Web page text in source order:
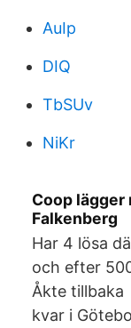
AuIp
DIQ
TbSUv
NiKr
Coop lägger
Falkenberg
Har 4 lösa
och efter
Åkte
kvar i